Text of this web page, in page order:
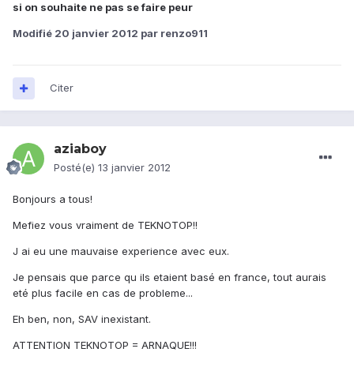
si on souhaite ne pas se faire peur
Modifié 20 janvier 2012 par renzo911
Citer
aziaboy
Posté(e) 13 janvier 2012
Bonjours a tous!
Mefiez vous vraiment de TEKNOTOP!!
J ai eu une mauvaise experience avec eux.
Je pensais que parce qu ils etaient basé en france, tout aurais
eté plus facile en cas de probleme...
Eh ben, non, SAV inexistant.
ATTENTION TEKNOTOP = ARNAQUE!!!